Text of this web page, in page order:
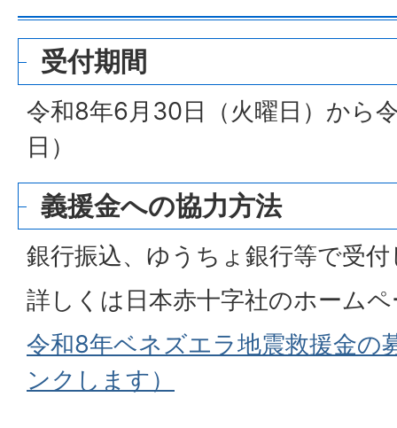
受付期間
令和8年6月30日（火曜日）から
日）
義援金への協力方法
銀行振込、ゆうちょ銀行等で受
詳しくは日本赤十字社のホーム
令和8年ベネズエラ地震救援金の
ンクします）